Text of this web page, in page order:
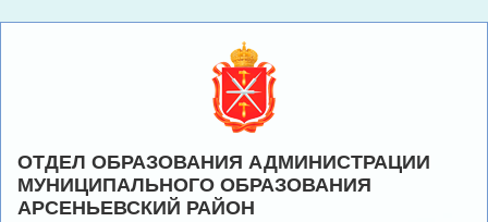
ОТДЕЛ ОБРАЗОВАНИЯ АДМИНИСТРАЦИИ
МУНИЦИПАЛЬНОГО ОБРАЗОВАНИЯ
АРСЕНЬЕВСКИЙ РАЙОН